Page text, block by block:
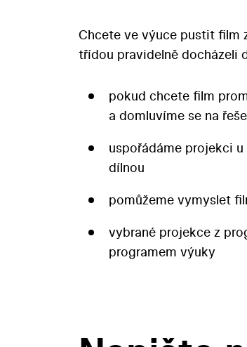
Chcete ve výuce pustit film
třídou pravidelně docházeli
pokud chcete film
a domluvíme se na
uspořádáme projekci
dílnou
pomůžeme vymyslet
vybrané projekce z
programem výuky